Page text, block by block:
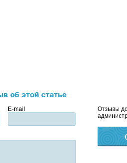
об этой статье
E-mail
Отзывы